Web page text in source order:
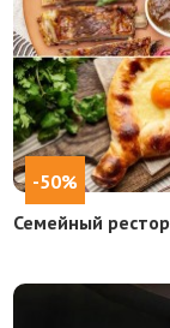
-50%
Семейный